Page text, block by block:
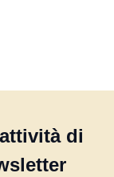
di